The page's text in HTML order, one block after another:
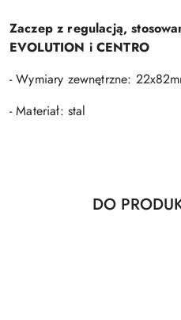
Zaczep z regulacją,
EVOLUTION i CENTRO
- Wymiary zewnętrzne:
- Materiał: stal
Pomiń karuzelę
Produkty
DO